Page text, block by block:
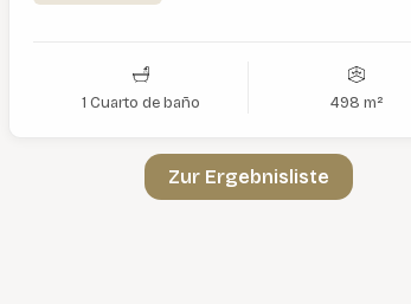
1 Cuarto de baño 498 m²
Zur Ergebnisliste